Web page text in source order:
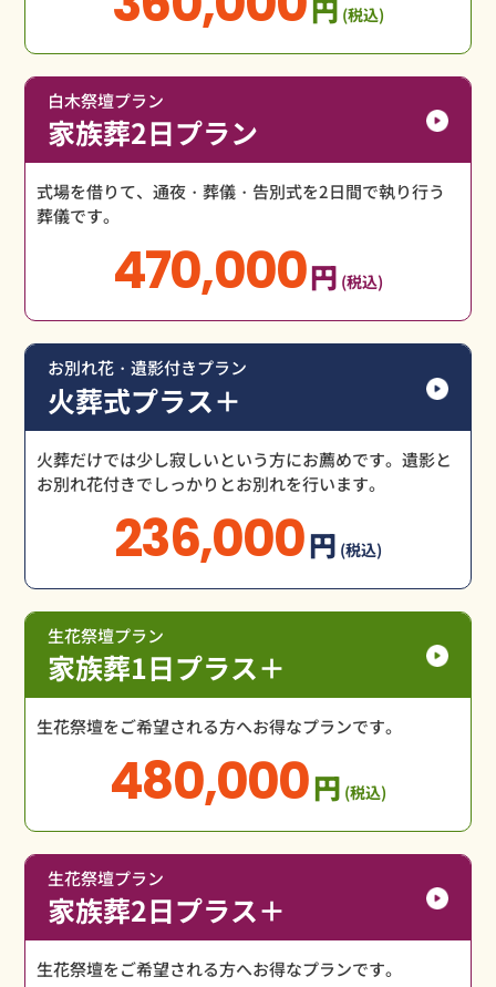
円 (税込)
白木祭壇プラン
家族葬2日プラン
式場を借りて、通夜・葬儀・告別式を2日間で執り行う
葬儀です。
470,000円 (税込)
お別れ花・遺影付きプラン
火葬式プラス＋
火葬だけでは少し寂しいという方にお薦めです。遺影と
お別れ花付きでしっかりとお別れを行います。
236,000円 (税込)
生花祭壇プラン
家族葬1日プラス＋
生花祭壇をご希望される方へお得なプランです。
480,000円 (税込)
生花祭壇プラン
家族葬2日プラス＋
生花祭壇をご希望される方へお得なプランです。